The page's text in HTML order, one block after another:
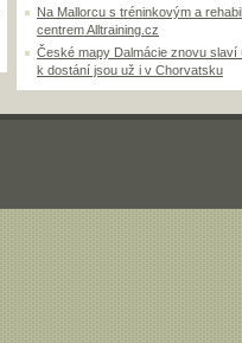
Na Mallorcu s tréninkovým a
centrem Alltraining.cz
České mapy Dalmácie znovu slaví
k dostání jsou už i v Chorvatsku